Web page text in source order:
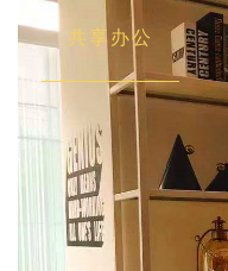
共享办公